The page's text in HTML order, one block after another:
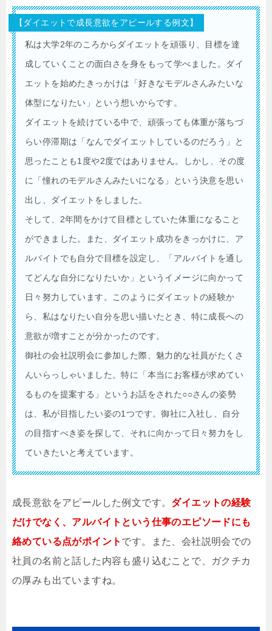
【ダイエットで成長意欲をアピールする例文】
私は大学2年のころからダイエットを頑張り、目標を達
成していくことの面白さを身をもって学べました。ダイ
エットを始めたきっかけは「好きなモデルさんみたいな
体型になりたい」という想いからです。
ダイエットを続けている中で、頑張っても体重が落ちづ
らい停滞期は「なんでダイエットしているのだろう」と
思ったことも1度や2度ではありません。しかし、その度
に「憧れのモデルさんみたいになる」という決意を思い
出し、ダイエットをしました。
そして、2年間をかけて目標としていた体重になること
ができました。また、ダイエット成功をきっかけに、ア
ルバイトでも自分で目標を設定し、「アルバイトを通し
てどんな自分になりたいか」というイメージに向かって
日々努力しています。このようにダイエットの経験か
ら、私はなりたい自分を思い描いたとき、特に成長への
意欲が増すことが分かったのです。
御社の会社説明会に参加した際、魅力的な社員がたくさ
んいらっしゃいました。特に「本当にお客様が求めてい
るものを提案する」というお話をされた○○さんの姿勢
は、私が目指したい姿の1つです。御社に入社し、自分
の目指すべき姿を探して、それに向かって日々努力をし
ていきたいと考えています。
成長意欲をアピールした例文です。 ダイエットの経験
だけでなく、アルバイトという仕事のエピソードにも
絡めている点がポイント です。また、会社説明会での
社員の名前と話した内容も盛り込むことで、ガクチカ
の厚みも出ていますね。